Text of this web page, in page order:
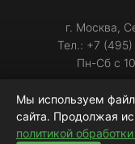
г. Москва,
Тел.: +7
Пн-Сб с
С 2006 года на
Индекс
Мы используем
сайта. Продолжая
политикой